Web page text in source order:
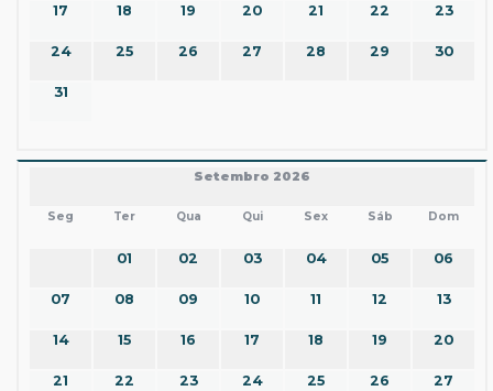
17 18 19 20 21 22 23
24 25 26 27 28 29 30
31
Setembro 2026
Seg Ter Qua Qui Sex Sáb Dom
01 02 03 04 05 06
07 08 09 10 11 12 13
14 15 16 17 18 19 20
21 22 23 24 25 26 27